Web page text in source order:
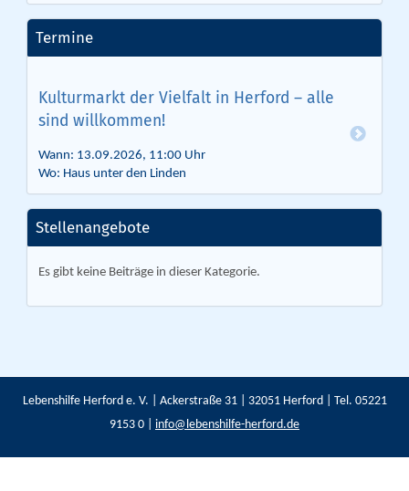
Termine
Kulturmarkt der Vielfalt in Herford – alle
sind willkommen!
Wann: 13.09.2026, 11:00 Uhr
Wo: Haus unter den Linden
Stellenangebote
Es gibt keine Beiträge in dieser Kategorie.
Lebenshilfe Herford e. V. | Ackerstraße 31 | 32051 Herford | Tel. 05221
9153 0 | info@lebenshilfe-herford.de